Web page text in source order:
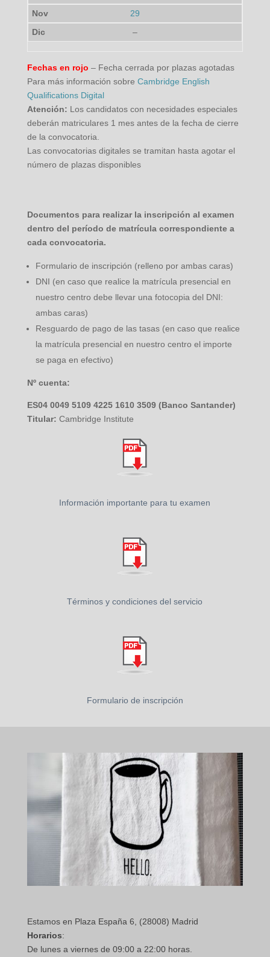
29
–
Fechas en rojo – Fecha cerrada por plazas agotadas
Para más información sobre Cambridge English
Qualifications Digital
Atención: Los candidatos con necesidades especiales
deberán matriculares 1 mes antes de la fecha de cierre
de la convocatoria.
Las convocatorias digitales se tramitan hasta agotar el
número de plazas disponibles
Documentos para realizar la inscripción al examen
dentro del período de matrícula correspondiente a
cada convocatoria.
Formulario de inscripción (relleno por ambas caras)
DNI (en caso que realice la matrícula presencial en
nuestro centro debe llevar una fotocopia del DNI:
ambas caras)
Resguardo de pago de las tasas (en caso que realice
la matrícula presencial en nuestro centro el importe
se paga en efectivo)
Nº cuenta:
ES04 0049 5109 4225 1610 3509 (Banco Santander)
Titular: Cambridge Institute
Información importante para tu examen
Términos y condiciones del servicio
Formulario de inscripción
Estamos en Plaza España 6, (28008) Madrid
Horarios:
De lunes a viernes de 09:00 a 22:00 horas.